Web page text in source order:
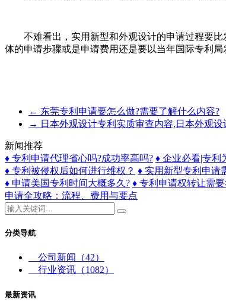
不难看出，实用新型和外观设计的申请过程要比
体的申请步骤或是申请费用还是要以当年国际专利
← 东莞专利申请要怎么做?需要了解什么内容?
→ 日本外观设计专利实质审查内容,日本外观
新闻推荐
♦ 专利申请代理省心吗?成功率高吗? ♦ 企业必看|专利
♦ 专利被侵权后如何进行维权？ ♦ 实用新型专利申请
♦ 申请美国专利时间大概多久? ♦ 专利申请权转让需
申请全攻略：流程、费用与要点
分类导航
公司新闻
（42）
行业资讯 （1082）
最新资讯